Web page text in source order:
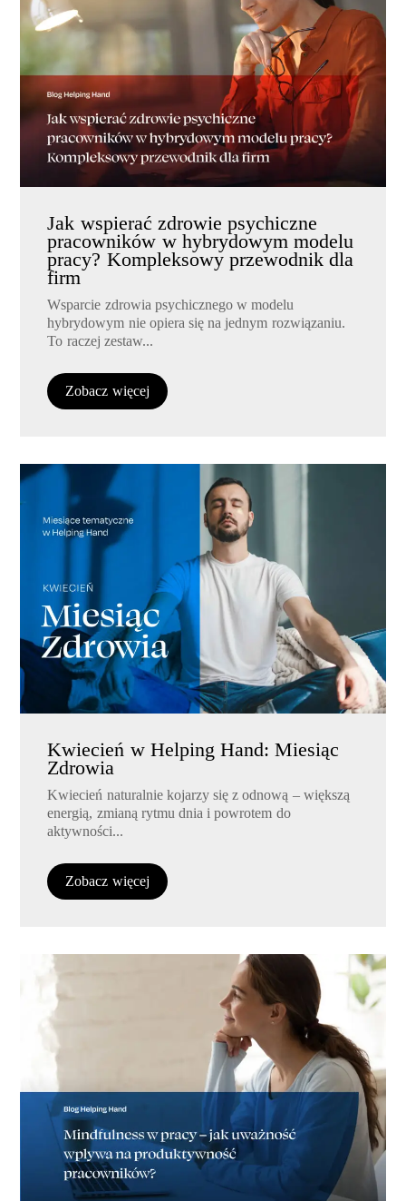
Jak wspierać zdrowie psychiczne
pracowników w hybrydowym modelu
pracy? Kompleksowy przewodnik dla
firm
Wsparcie zdrowia psychicznego w modelu
hybrydowym nie opiera się na jednym rozwiązaniu.
To raczej zestaw...
Zobacz więcej
Kwiecień w Helping Hand: Miesiąc
Zdrowia
Kwiecień naturalnie kojarzy się z odnową – większą
energią, zmianą rytmu dnia i powrotem do
aktywności...
Zobacz więcej